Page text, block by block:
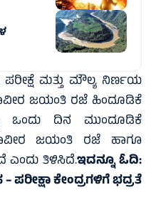
ಪರೀಕ್ಷೆ ಮತ್ತು ಮೌಲ್ಯ ನಿರ್ಣಯ
ಜಯಂತಿ ರಜೆ ಹಿಂದೂಡಿಕೆ
ಒಂದು ದಿನ ಮುಂದೂಡಿಕೆ
ಜಯಂತಿ ರಜೆ ಹಾಗೂ
ಎಂದು ತಿಳಿಸಿದೆ.ಇದನ್ನೂ ಓದಿ:
ಪರೀಕ್ಷಾ ಕೇಂದ್ರಗಳಿಗೆ ಭದ್ರತೆ